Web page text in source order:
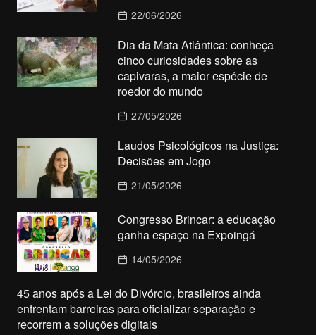
22/06/2026
Dia da Mata Atlântica: conheça
cinco curiosidades sobre as
capivaras, a maior espécie de
roedor do mundo
27/05/2026
Laudos Psicológicos na Justiça:
Decisões em Jogo
21/05/2026
Congresso Brincar: a educação
ganha espaço na Expoingá
14/05/2026
45 anos após a Lei do Divórcio, brasileiros ainda
enfrentam barreiras para oficializar separação e
recorrem a soluções digitais